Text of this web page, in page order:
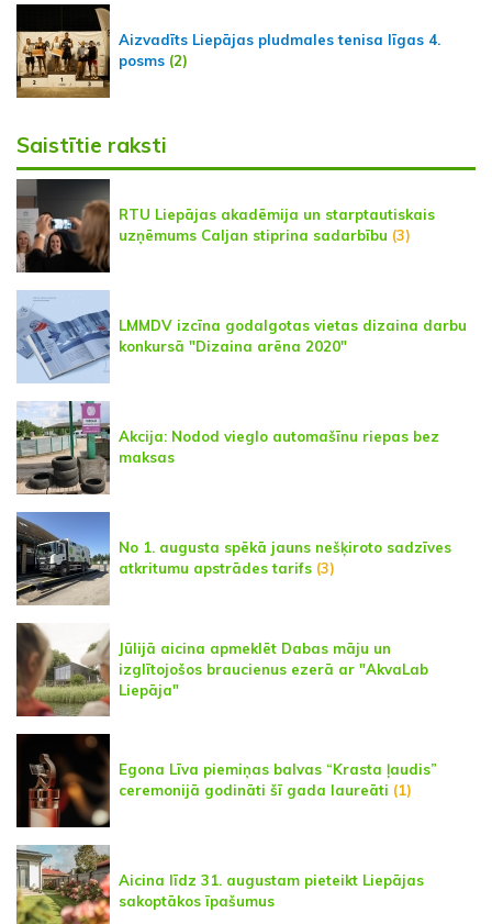
Aizvadīts Liepājas pludmales tenisa līgas 4.
posms (2)
Saistītie raksti
RTU Liepājas akadēmija un starptautiskais
uzņēmums Caljan stiprina sadarbību (3)
LMMDV izcīna godalgotas vietas dizaina darbu
konkursā "Dizaina arēna 2020"
Akcija: Nodod vieglo automašīnu riepas bez
maksas
No 1. augusta spēkā jauns nešķiroto sadzīves
atkritumu apstrādes tarifs (3)
Jūlijā aicina apmeklēt Dabas māju un
izglītojošos braucienus ezerā ar "AkvaLab
Liepāja"
Egona Līva piemiņas balvas “Krasta ļaudis”
ceremonijā godināti šī gada laureāti (1)
Aicina līdz 31. augustam pieteikt Liepājas
sakoptākos īpašumus